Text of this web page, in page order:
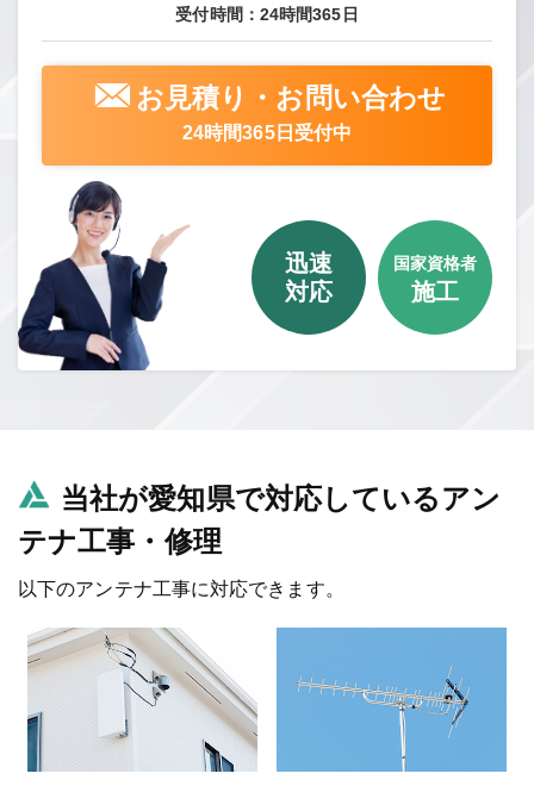
受付時間：24時間365日
お見積り・お問い合わせ
24時間365日受付中
迅速
対応
国家資格者
施工
当社が愛知県で対応しているアン
テナ工事・修理
以下のアンテナ工事に対応できます。